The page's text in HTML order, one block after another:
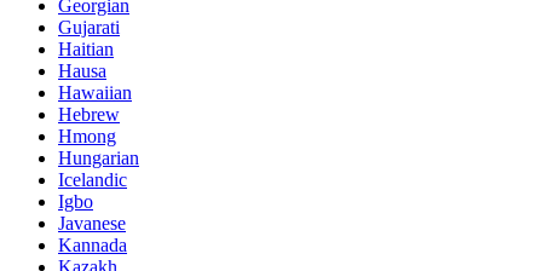
Georgian
Gujarati
Haitian
Hausa
Hawaiian
Hebrew
Hmong
Hungarian
Icelandic
Igbo
Javanese
Kannada